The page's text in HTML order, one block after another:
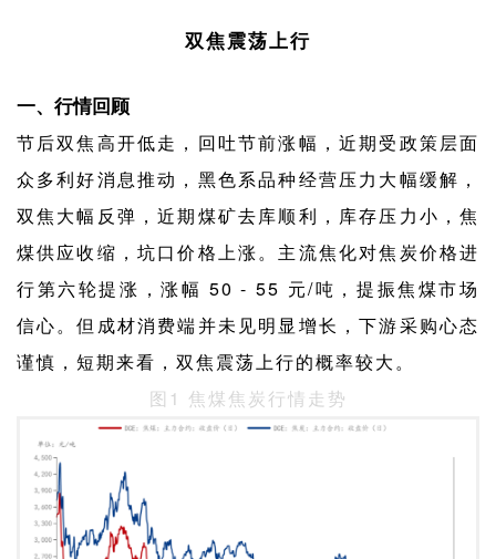
双焦震荡上行
一、行情回顾
节后双焦高开低走，回吐节前涨幅，近期受政策层面
众多利好消息推动，黑色系品种经营压力大幅缓解，
双焦大幅反弹，近期煤矿去库顺利，库存压力小，焦
煤供应收缩，坑口价格上涨。主流焦化对焦炭价格进
行第六轮提涨，涨幅 50 - 55 元/吨，提振焦煤市场
信心。但成材消费端并未见明显增长，下游采购心态
谨慎，短期来看，双焦震荡上行的概率较大。
图1 焦煤焦炭行情走势